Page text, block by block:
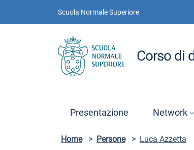
Scuola Normale Superiore
Corso di
Presentazione Network
Home > Persone > Luca Azzetta